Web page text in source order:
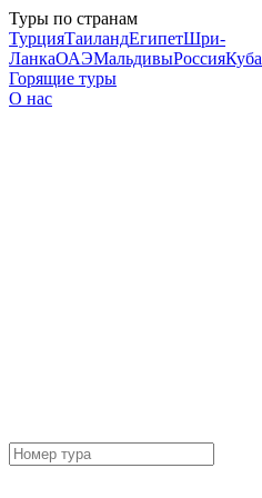
Туры по странам
ТурцияТаиландЕгипетШри-
ЛанкаОАЭМальдивыРоссияКуба
Горящие туры
О нас